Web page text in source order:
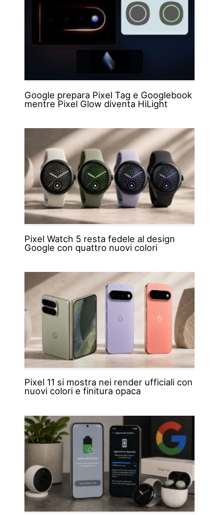
Google prepara Pixel Tag e Googlebook
mentre Pixel Glow diventa HiLight
Pixel Watch 5 resta fedele al design
Google con quattro nuovi colori
Pixel 11 si mostra nei render ufficiali con
nuovi colori e finitura opaca